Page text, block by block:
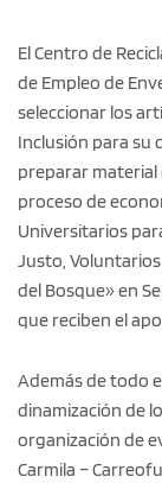
El Centro de
de Empleo de
seleccionar los
Inclusión para su
preparar material
proceso de
Universitarios
Justo,
del Bosque» en
que reciben el
Además de todo
dinamización de
organización de
Carmila –